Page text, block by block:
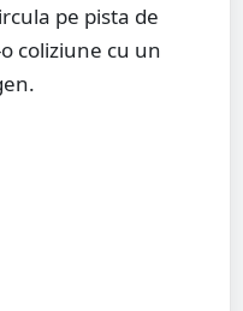
pe pista de
coliziune cu un